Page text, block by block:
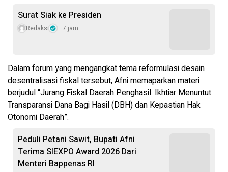
Surat Siak ke Presiden
Redaksi 7 jam
Dalam forum yang mengangkat tema reformulasi desain
desentralisasi fiskal tersebut, Afni memaparkan materi
berjudul “Jurang Fiskal Daerah Penghasil: Ikhtiar Menuntut
Transparansi Dana Bagi Hasil (DBH) dan Kepastian Hak
Otonomi Daerah”.
Peduli Petani Sawit, Bupati Afni
Terima SIEXPO Award 2026 Dari
Menteri Bappenas RI